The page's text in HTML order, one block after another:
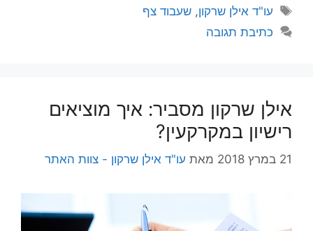
תגיות
עו"ד אילן שרקון,שעבוד צף
כתיבת תגובה
אילן שרקון מסביר: איך מוציאים
רישיון במקרקעין?
21 במרץ 2018 מאת עו"ד אילן שרקון - צוות האתר